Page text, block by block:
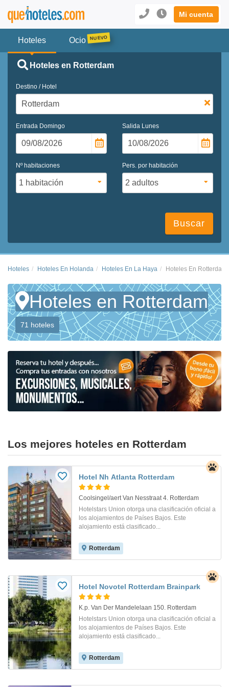
Mi cuenta
Hoteles Ocio
Hoteles en Rotterdam
Destino / Hotel
Entrada Domingo Salida Lunes
Nº habitaciones Pers. por habitación
Buscar
Hoteles Hoteles En Holanda Hoteles En La Haya Hoteles En Rotterdam
Hoteles en Rotterdam
71 hoteles
Los mejores hoteles en Rotterdam
Hotel Nh Atlanta Rotterdam
Coolsingel/aert Van Nesstraat 4. Rotterdam
Hotelstars Union otorga una clasificación oficial a
los alojamientos de Países Bajos. Este
alojamiento está clasificado...
Rotterdam
Hotel Novotel Rotterdam Brainpark
K.p. Van Der Mandelelaan 150. Rotterdam
Hotelstars Union otorga una clasificación oficial a
los alojamientos de Países Bajos. Este
alojamiento está clasificado...
Rotterdam